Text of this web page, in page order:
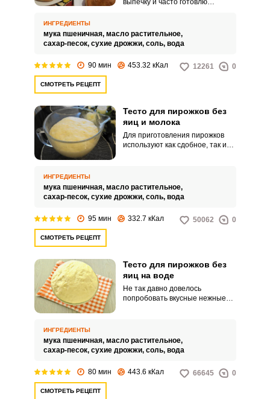
выпечку и часто готовлю
обычно использую дрожжевое
тесто, рецепт которого мне
ИНГРЕДИЕНТЫ
мука пшеничная, масло растительное,
сахар-песок, сухие дрожжи, соль, вода
90 мин 453.32 кКал 12261 0
СМОТРЕТЬ РЕЦЕПТ
Тесто для пирожков без
яиц и молока
Для приготовления пирожков
используют как сдобное, так и
теста.
ИНГРЕДИЕНТЫ
мука пшеничная, масло растительное,
сахар-песок, сухие дрожжи, соль, вода
95 мин 332.7 кКал 50062 0
СМОТРЕТЬ РЕЦЕПТ
Тесто для пирожков без
яиц на воде
Не так давно довелось
попробовать вкусные нежные
ИНГРЕДИЕНТЫ
мука пшеничная, масло растительное,
сахар-песок, сухие дрожжи, соль, вода
80 мин 443.6 кКал 66645 0
СМОТРЕТЬ РЕЦЕПТ
ВХОД НА САЙТ РЕГИСТРАЦИЯ
Войдите
с помощью социальных сетей: